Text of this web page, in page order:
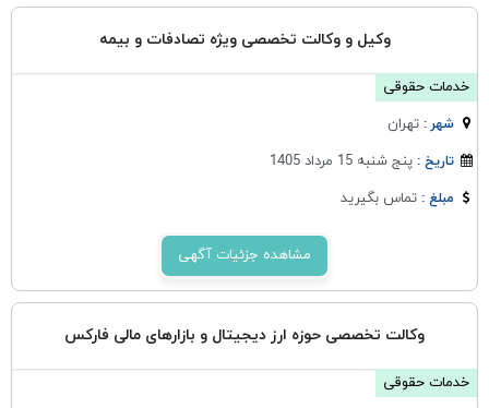
وکیل و وکالت تخصصی ویژه تصادفات و بیمه
خدمات حقوقی
شهر :تهران
تاریخ :پنج شنبه 15 مرداد 1405
مبلغ :تماس بگیرید
مشاهده جزئیات آگهی
وکالت تخصصی حوزه ارز دیجیتال و بازارهای مالی فارکس
خدمات حقوقی